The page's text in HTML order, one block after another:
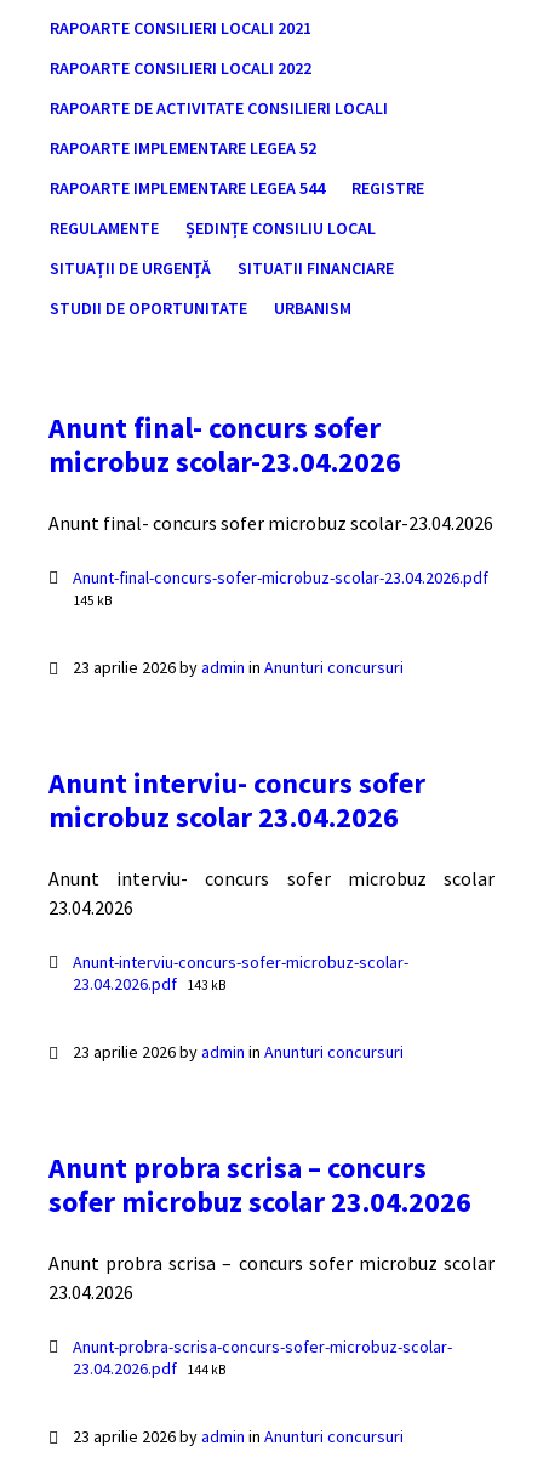
RAPOARTE CONSILIERI LOCALI 2021
RAPOARTE CONSILIERI LOCALI 2022
RAPOARTE DE ACTIVITATE CONSILIERI LOCALI
RAPOARTE IMPLEMENTARE LEGEA 52
RAPOARTE IMPLEMENTARE LEGEA 544
REGISTRE
REGULAMENTE
ȘEDINȚE CONSILIU LOCAL
SITUAȚII DE URGENȚĂ
SITUATII FINANCIARE
STUDII DE OPORTUNITATE
URBANISM
Anunt final- concurs sofer
microbuz scolar-23.04.2026
Anunt final- concurs sofer microbuz scolar-23.04.2026
Documente
Anunt-final-concurs-sofer-microbuz-scolar-23.04.2026.pdf
File
145 kB
23 aprilie 2026byadmin in Anunturi concursuri
Anunt interviu- concurs sofer
microbuz scolar 23.04.2026
Anunt interviu- concurs sofer microbuz scolar
23.04.2026
Documente
Anunt-interviu-concurs-sofer-microbuz-scolar-
23.04.2026.pdf File
143 kB
23 aprilie 2026byadmin in Anunturi concursuri
Anunt probra scrisa – concurs
sofer microbuz scolar 23.04.2026
Anunt probra scrisa – concurs sofer microbuz scolar
23.04.2026
Documente
Anunt-probra-scrisa-concurs-sofer-microbuz-scolar-
23.04.2026.pdf File
144 kB
23 aprilie 2026byadmin in Anunturi concursuri